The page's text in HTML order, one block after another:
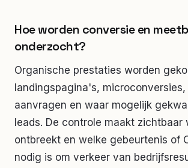
Hoe worden conversie en
onderzocht?
Organische prestaties worden
landingspagina's,
aanvragen en waar mogelijk
leads. De controle maakt zichtbaar
ontbreekt en welke gebeurtenis of
nodig is om verkeer van